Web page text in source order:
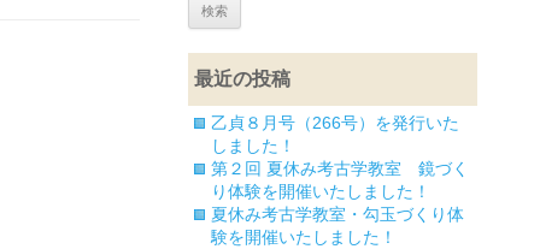
最近の投稿
乙貞８月号（266号）を発行いた
しました！
第２回 夏休み考古学教室 鏡づく
り体験を開催いたしました！
夏休み考古学教室・勾玉づくり体
験を開催いたしました！